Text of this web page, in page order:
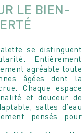
LE BIEN-
se distinguent
Entièrement
agréable toute
âgées dont la
Chaque espace
et douceur de
salles d’eau
pensés pour